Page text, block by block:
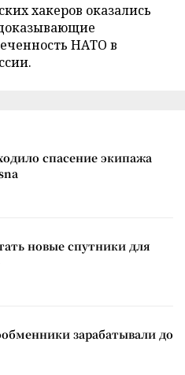
хакеров оказались
НАТО в
спасение экипажа
новые спутники для
зарабатывали до